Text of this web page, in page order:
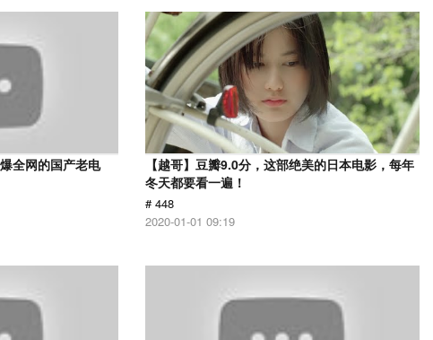
全网的国产老电
【越哥】豆瓣9.0分，这部绝美的日本电影，每年
冬天都要看一遍！
# 448
2020-01-01 09:19